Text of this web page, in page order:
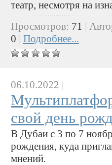
театр, несмотря на
Просмотров: 71
0
Подробнее...
06.10.2022 |
свой день
В Дубаи с 3 по 7
рождения, куда
мнений.